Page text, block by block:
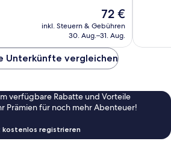
Der
Preis
beträgt
72 €
inkl. Steuern & Gebühren
30. Aug.–31. Aug.
Unterkünfte vergleichen
verfügbare Rabatte und Vorteile
Prämien für noch mehr Abenteuer!
registrieren